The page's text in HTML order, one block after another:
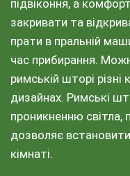
підвіконня, а
закривати та
прати в пральній
час прибирання.
римській шторі різні
дизайнах. Римські
проникненню світла,
дозволяє
кімнаті.